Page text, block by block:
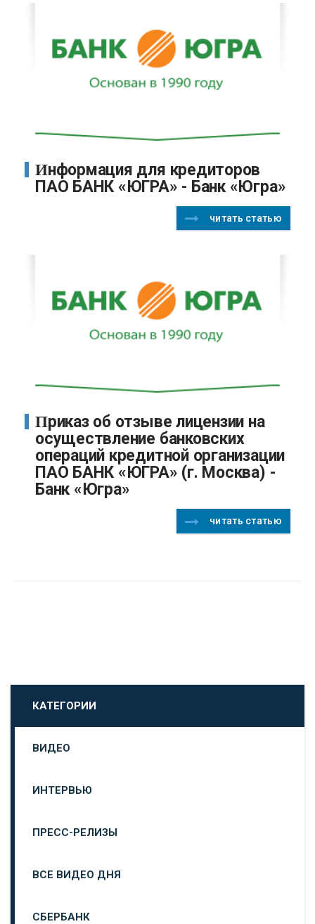
Информация для кредиторов
ПАО БАНК «ЮГРА» - Банк «Югра»
читать статью
Приказ об отзыве лицензии на
осуществление банковских
операций кредитной организации
ПАО БАНК «ЮГРА» (г. Москва) -
Банк «Югра»
читать статью
КАТЕГОРИИ
ВИДЕО
ИНТЕРВЬЮ
ПРЕСС-РЕЛИЗЫ
ВСЕ ВИДЕО ДНЯ
СБЕРБАНК